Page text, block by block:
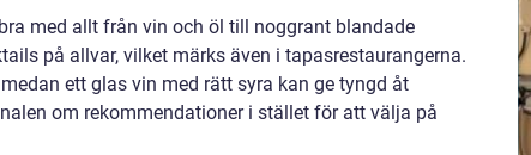
med allt från vin och öl till noggrant blandade
på allvar, vilket märks även i tapasrestaurangerna.
ett glas vin med rätt syra kan ge tyngd åt
om rekommendationer i stället för att välja på